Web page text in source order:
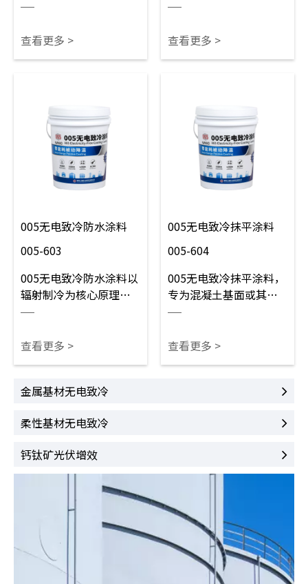
的高科技功能性涂层，
用大气窗口波段发射热
量，实现零能耗降温，
备、工业厂房等场景。
查看更多 >
混凝土内部形成致密结
缝，稳固松散基面。作
为优质打底材料，可大
于建筑墙体、屋面、地
坪等各类混凝土基层预
处理。
查看更多 >
005无电致冷防水涂料
005-603
005无电致冷防水涂料以
辐射制冷为核心原理，
反射太阳辐射热，无需
保。产品将防水、隔
热、防护功能融为一
出色，还拥有出色的耐
长期户外环境考验。适
于建筑屋面、仓储顶
棚、露天顶棚等多处基
面，一站式解决防水与
降温两大需求，是户外
基面防护的优质选材。
查看更多 >
005无电致冷抹平涂料
005-604
005无电致冷抹平涂料，
专为混凝土基面或其他
凹凸基面修补找平研
出，厚涂不易开裂，固
化收缩率低，可快速修
致冷涂料施工提供平整
料损耗率。
查看更多 >
金属基材无电致冷
柔性基材无电致冷
钙钛矿光伏增效